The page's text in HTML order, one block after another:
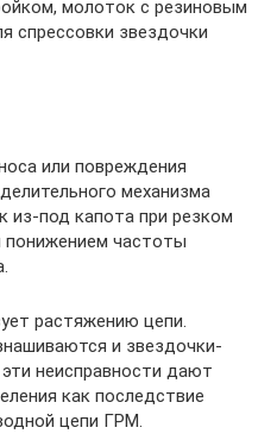
молоток с резиновым
спрессовки звездочки
или повреждения
механизма
из-под капота при резком
частоты
растяжению цепи.
и звездочки-
неисправности дают
как последствие
цепи ГРМ.